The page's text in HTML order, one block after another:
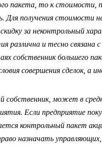
пакета, то к стоимости,
Для получения стоимости
за неконтрольный
различна и тесно связана
собственник большего
совершения сделок, а
собственник, может в
Если предприятие
контрольный пакет
назначать